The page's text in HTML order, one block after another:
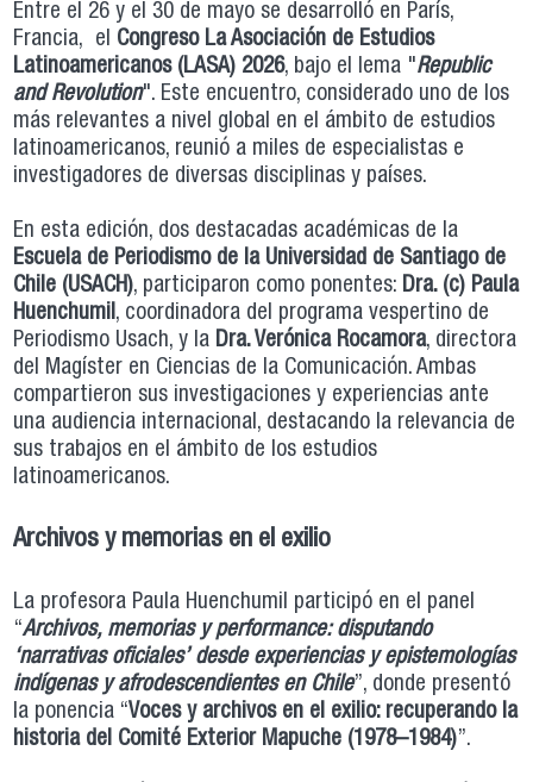
Entre el 26 y el 30 de mayo se desarrolló en París,
Francia, el Congreso La Asociación de Estudios
Latinoamericanos (LASA) 2026, bajo el lema "Republic
and Revolution". Este encuentro, considerado uno de los
más relevantes a nivel global en el ámbito de estudios
latinoamericanos, reunió a miles de especialistas e
investigadores de diversas disciplinas y países.
En esta edición, dos destacadas académicas de la
Escuela de Periodismo de la Universidad de Santiago de
Chile (USACH), participaron como ponentes: Dra. (c) Paula
Huenchumil, coordinadora del programa vespertino de
Periodismo Usach, y la Dra. Verónica Rocamora, directora
del Magíster en Ciencias de la Comunicación. Ambas
compartieron sus investigaciones y experiencias ante
una audiencia internacional, destacando la relevancia de
sus trabajos en el ámbito de los estudios
latinoamericanos.
Archivos y memorias en el exilio
La profesora Paula Huenchumil participó en el panel
“Archivos, memorias y performance: disputando
‘narrativas oficiales’ desde experiencias y epistemologías
indígenas y afrodescendientes en Chile”, donde presentó
la ponencia “Voces y archivos en el exilio: recuperando la
historia del Comité Exterior Mapuche (1978–1984)”.